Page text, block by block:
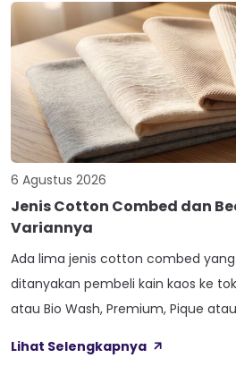
6 Agustus 2026
Jenis Cotton Combed dan
Variannya
Ada lima jenis cotton combed
ditanyakan pembeli kain kaos ke
atau Bio Wash, Premium, Pique
benang atau jenis rajutan, bukan
Lihat Selengkapnya